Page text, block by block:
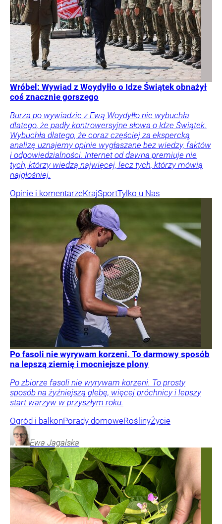
Wróbel: Wywiad z Woydyłło o Idze Świątek obnażył
coś znacznie gorszego
Burza po wywiadzie z Ewą Woydyłło nie wybuchła
dlatego, że padły kontrowersyjne słowa o Idze Świątek.
Wybuchła dlatego, że coraz częściej za ekspercką
analizę uznajemy opinie wygłaszane bez wiedzy, faktów
i odpowiedzialności. Internet od dawna premiuje nie
tych, którzy wiedzą najwięcej, lecz tych, którzy mówią
najgłośniej.
Opinie i komentarzeKrajSportTylko u Nas
Po fasoli nie wyrywam korzeni. To darmowy sposób
na lepszą ziemię i mocniejsze plony
Po zbiorze fasoli nie wyrywam korzeni. To prosty
sposób na żyźniejszą glebę, więcej próchnicy i lepszy
start warzyw w przyszłym roku.
Ogród i balkonPorady domoweRoślinyŻycie
Ewa Jagalska